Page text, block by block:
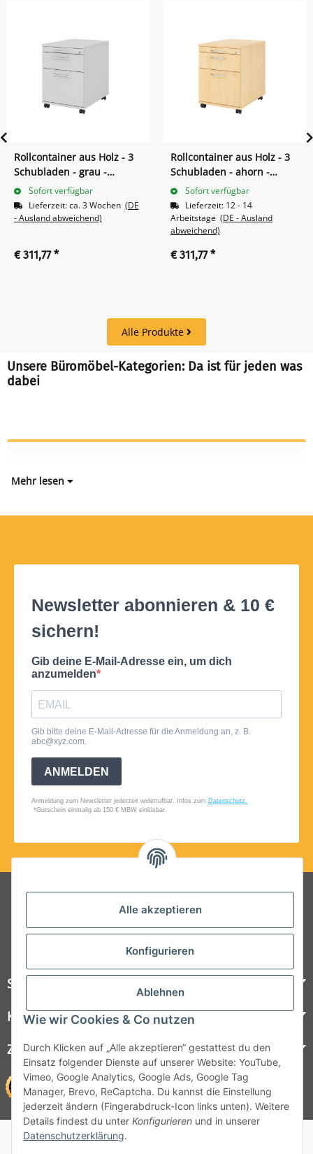
Alle akzeptieren
Konfigurieren
Ablehnen
Wie wir Cookies & Co nutzen
Durch Klicken auf „Alle akzeptieren“ gestattest du den
Einsatz folgender Dienste auf unserer Website: YouTube,
Vimeo, Google Analytics, Google Ads, Google Tag
Manager, Brevo, ReCaptcha. Du kannst die Einstellung
jederzeit ändern (Fingerabdruck-Icon links unten). Weitere
Details findest du unter Konfigurieren und in unserer
Datenschutzerklärung.
Rollcontainer aus Holz - 3
Schubladen - grau -
Relinggriff Kunststoff
Sofort verfügbar
Lieferzeit:ca. 3 Wochen (DE
- Ausland abweichend)
€ 311,77*
Rollcontainer aus Holz - 3
Schubladen - ahorn -
Bogengriff Metall
Sofort verfügbar
Lieferzeit: 12 - 14
Arbeitstage (DE - Ausland
abweichend)
€ 311,77*
Alle Produkte
Unsere Büromöbel-Kategorien: Da ist für jeden was
dabei
Mehr lesen
Steelboxx
Kundenservice
Zahlungsmöglichkeiten
© 1964 - 2026 Lüllmann GmbH